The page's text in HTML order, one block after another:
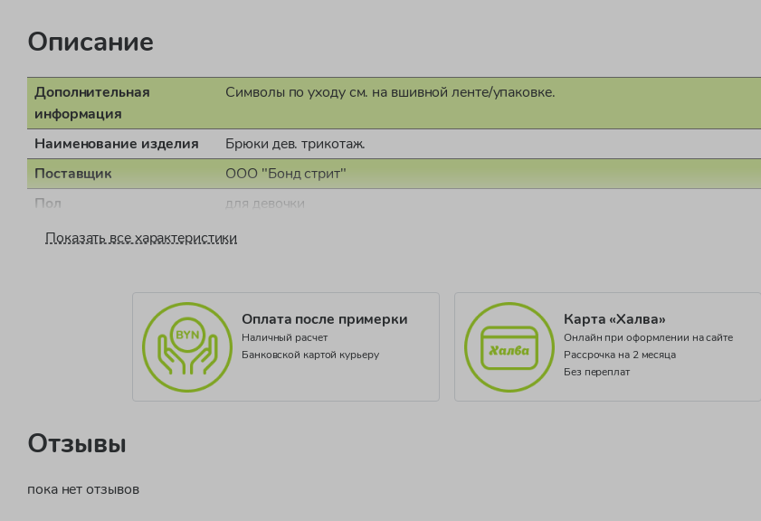
Описание
Дополнительная
информация
Символы по уходу см. на вшивной ленте/упаковке.
Наименование изделия
Брюки дев. трикотаж.
Поставщик
ООО "Бонд стрит"
Пол
для девочки
Страна производства
Египет
FUNZ.SPRING JG
Показать все характеристики
Оплата после примерки
Наличный расчет
Банковской картой курьеру
Карта «Халва»
Онлайн при оформлении на сайте
Рассрочка на 2 месяца
Без переплат
Отзывы
пока нет отзывов